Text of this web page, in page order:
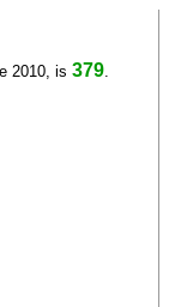
2010, is 379